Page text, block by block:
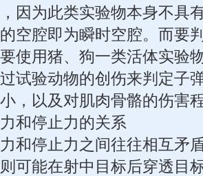
因为此类实验物本身不具
空腔即为瞬时空腔。而要
使用猪、狗一类活体实验
试验动物的创伤来判定子
，以及对肌肉骨骼的伤害
和停止力的关系
和停止力之间往往相互矛
可能在射中目标后穿透目